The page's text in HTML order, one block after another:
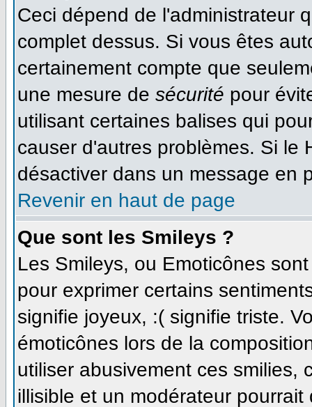
Ceci dépend de l'administrateur
complet dessus. Si vous êtes
certainement compte que
une mesure de sécurité pour
utilisant certaines balises qui
causer d'autres problèmes. Si le
désactiver dans un message en
Revenir en haut de page
Que sont les Smileys ?
Les Smileys, ou Emoticônes
pour exprimer certains
signifie joyeux, :( signifie triste.
émoticônes lors de la
utiliser abusivement ces smilies,
illisible et un modérateur